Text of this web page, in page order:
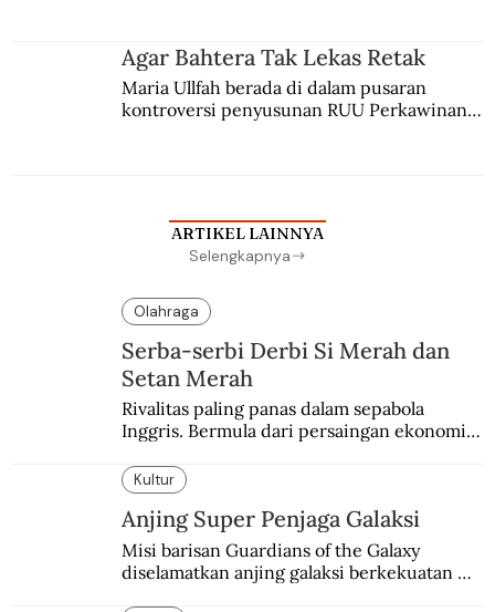
Agar Bahtera Tak Lekas Retak
Maria Ullfah berada di dalam pusaran
kontroversi penyusunan RUU Perkawinan.
ARTIKEL LAINNYA
Selengkapnya
Olahraga
Serba-serbi Derbi Si Merah dan
Setan Merah
Rivalitas paling panas dalam sepabola
Inggris. Bermula dari persaingan ekonomi
Kultur
Anjing Super Penjaga Galaksi
Misi barisan Guardians of the Galaxy
diselamatkan anjing galaksi berkekuatan